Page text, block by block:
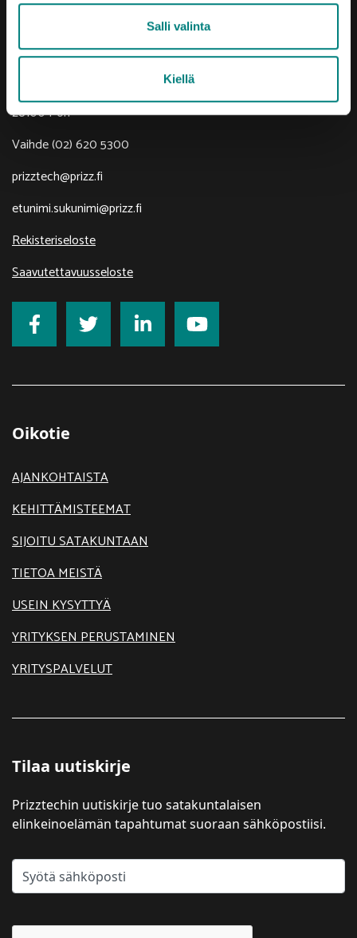
Salli valinta
Kiellä
Yhteystiedot
28100 Pori
Vaihde (02) 620 5300
prizztech@prizz.fi
etunimi.sukunimi@prizz.fi
Rekisteriseloste
Saavutettavuusseloste
Oikotie
AJANKOHTAISTA
KEHITTÄMISTEEMAT
SIJOITU SATAKUNTAAN
TIETOA MEISTÄ
USEIN KYSYTTYÄ
YRITYKSEN PERUSTAMINEN
YRITYSPALVELUT
Tilaa uutiskirje
Prizztechin uutiskirje tuo satakuntalaisen
elinkeinoelämän tapahtumat suoraan sähköpostiisi.